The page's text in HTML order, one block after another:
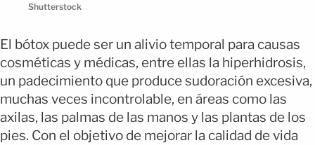
Shutterstock
El bótox puede ser un alivio temporal para causas
cosméticas y médicas, entre ellas la hiperhidrosis,
un padecimiento que produce sudoración excesiva,
muchas veces incontrolable, en áreas como las
axilas, las palmas de las manos y las plantas de los
pies. Con el objetivo de mejorar la calidad de vida